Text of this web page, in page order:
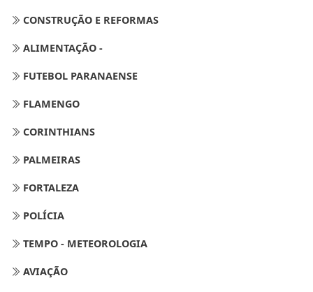
CONSTRUÇÃO E REFORMAS
ALIMENTAÇÃO -
FUTEBOL PARANAENSE
FLAMENGO
CORINTHIANS
PALMEIRAS
FORTALEZA
POLÍCIA
TEMPO - METEOROLOGIA
AVIAÇÃO